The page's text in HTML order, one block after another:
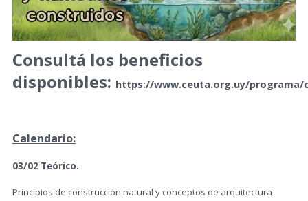
Consultá los beneficios
disponibles: https://www.ceuta.org.uy/programa/
Calendario:
03/02 Teórico.
Principios de construcción natural y conceptos de arquitectura